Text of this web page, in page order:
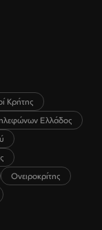
Κρήτης
Ελλάδος
Ονειροκρίτης